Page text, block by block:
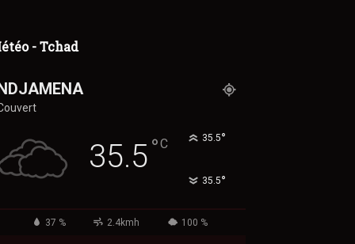
- Tchad
35.5°C 35.5°
35.5°
37 % 2.4kmh 100 %